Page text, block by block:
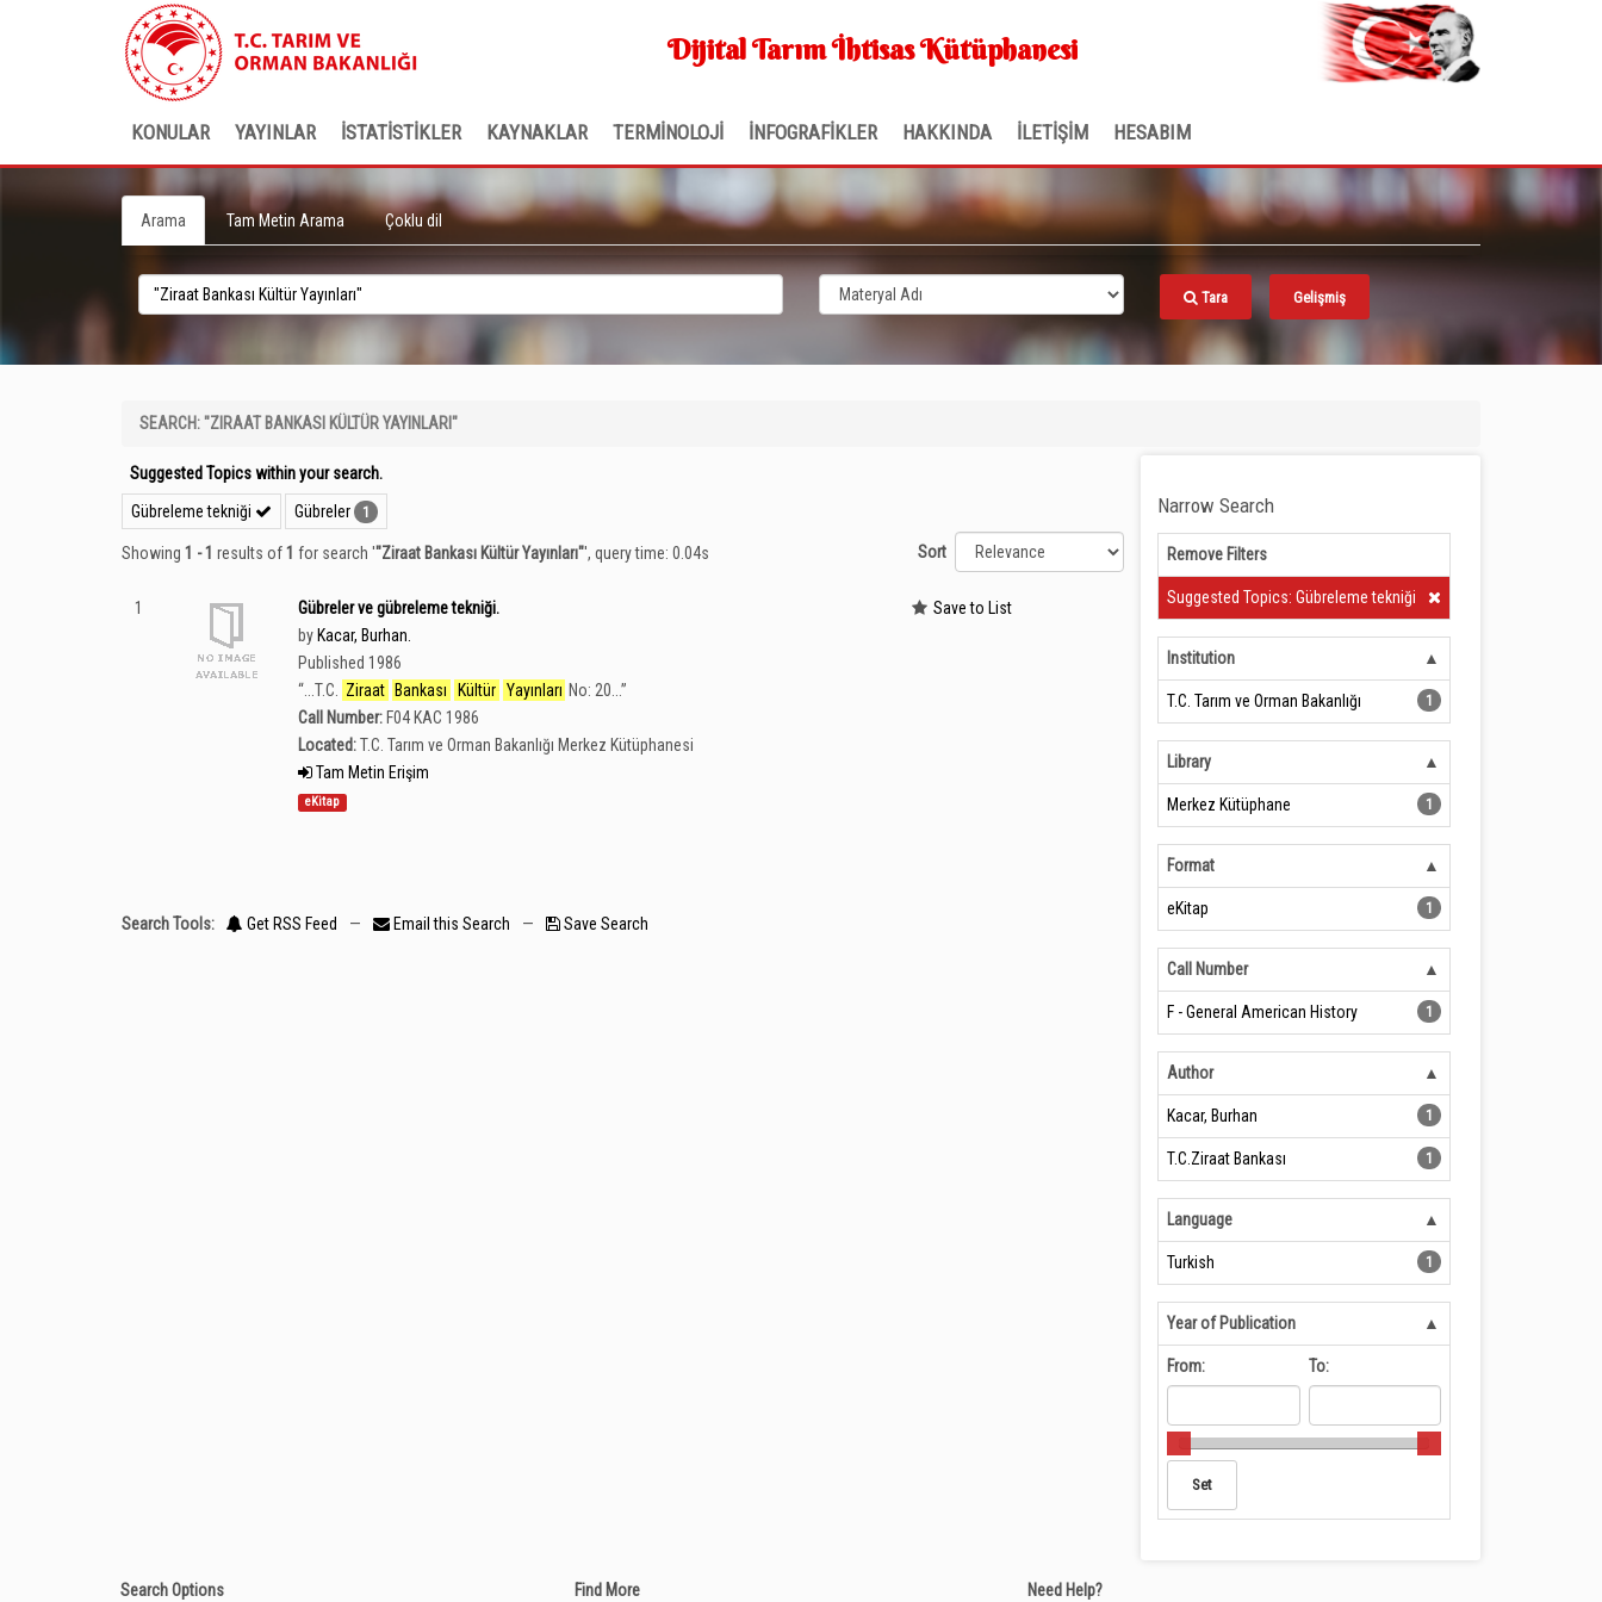
Dijital Tarım İhtisas Kütüphanesi
KONULAR YAYINLAR İSTATİSTİKLER KAYNAKLAR TERMİNOLOJİ İNFOGRAFİKLER HAKKINDA İLETİŞİM HESABIM
Arama Tam Metin Arama Çoklu dil
Tara Gelişmiş
SEARCH: "ZIRAAT BANKASI KÜLTÜR YAYINLARI"
Suggested Topics within your search.
Gübreleme tekniği
Gübreler 1
Showing 1 - 1 results of1 for search '"Ziraat Bankası Kültür Yayınları"', query time: 0.04s Sort
1
Gübreler ve gübreleme tekniği.
by Kacar, Burhan.
Published 1986
“ ...T.C. Ziraat Bankası Kültür Yayınları No: 20...”
Call Number: F04 KAC 1986
Located:T.C. Tarım ve Orman Bakanlığı Merkez Kütüphanesi
Tam Metin Erişim
eKitap
Save to List
Search Tools: Get RSS Feed — Email this Search — Save Search
Narrow Search
Remove Filters
Clear Filter
Suggested Topics: Gübreleme tekniği
Institution
T.C. Tarım ve Orman Bakanlığı 1
Library
Merkez Kütüphane 1
Format
eKitap 1
Call Number
F - General American History 1
Author
Kacar, Burhan 1
T.C.Ziraat Bankası 1
Language
Turkish 1
Year of Publication
From: To:
Search Options Find More Need Help?